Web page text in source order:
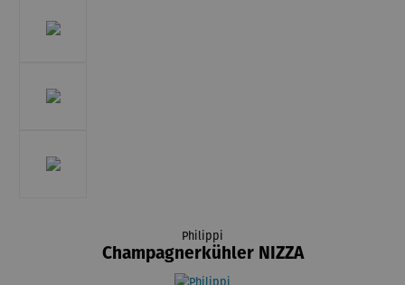
Philippi
Champagnerkühler NIZZA